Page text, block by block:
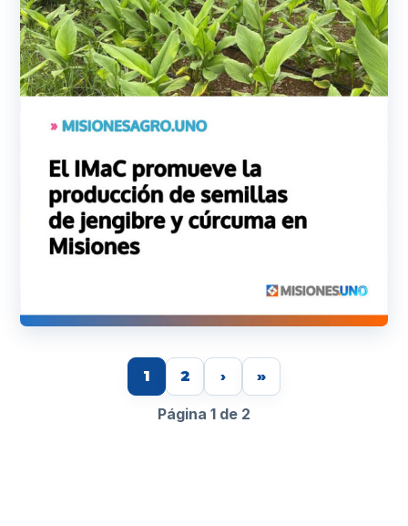
1 2 › »
Página 1 de 2